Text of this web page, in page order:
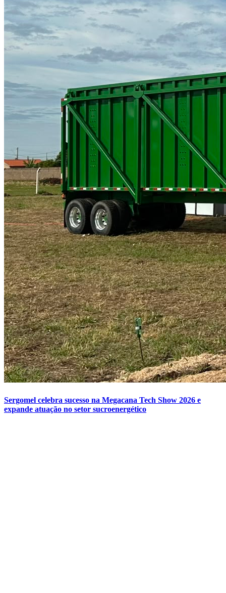
Sergomel celebra sucesso na Megacana Tech Show 2026 e
expande atuação no setor sucroenergético